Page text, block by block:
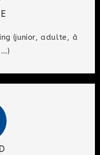
(junior, adulte, à